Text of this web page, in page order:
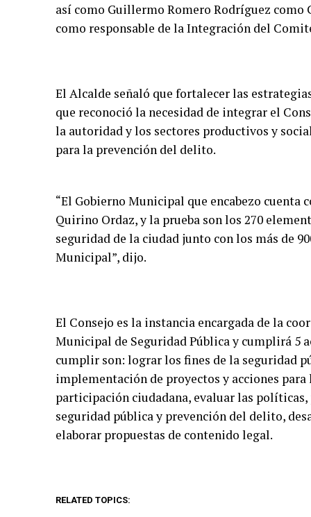
así como Guillermo Romero Rodríguez
como responsable de la Integración del
El Alcalde señaló que fortalecer las
que reconoció la necesidad de integrar el
la autoridad y los sectores productivos y
para la prevención del delito.
“El Gobierno Municipal que encabezo cuenta
Quirino Ordaz, y la prueba son los 270
seguridad de la ciudad junto con los más de
Municipal”, dijo.
El Consejo es la instancia encargada de la
Municipal de Seguridad Pública y cumplirá 5
cumplir son: lograr los fines de la seguridad
implementación de proyectos y acciones
participación ciudadana, evaluar las
seguridad pública y prevención del delito,
elaborar propuestas de contenido legal.
RELATED TOPICS: